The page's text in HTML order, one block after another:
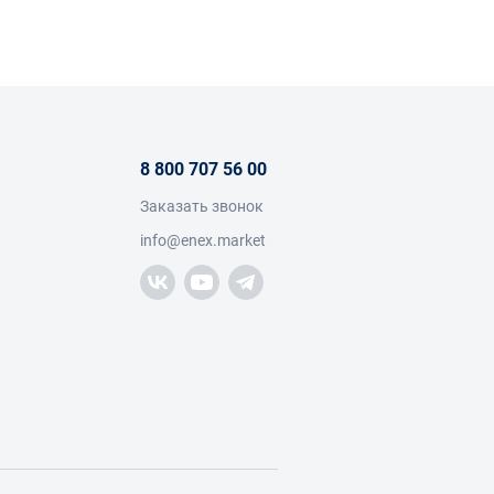
работы с резьбовыми
представленные напрямую
России.
8 800 707 56 00
Заказать звонок
info@enex.market